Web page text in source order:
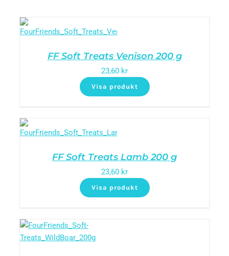
FF Soft Treats Venison 200 g
23,60 kr
Visa produkt
FF Soft Treats Lamb 200 g
23,60 kr
Visa produkt